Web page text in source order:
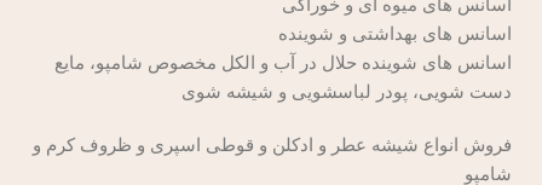
اسانس های میوه ای و خوراکی
اسانس های بهداشتی و شوینده
اسانس های شوینده حلال در آب و الکل مخصوص شامپو، مایع
دست شویی، پودر لباسشویی و شیشه شوی
فروش انواع شیشه عطر و ادکلن و قوطی اسپری و ظروف کرم و
شامپو